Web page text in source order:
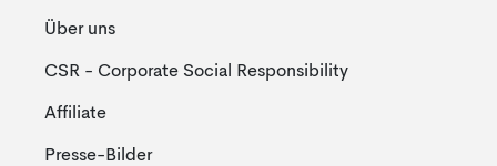
Über uns
CSR - Corporate Social Responsibility
Affiliate
Presse-Bilder